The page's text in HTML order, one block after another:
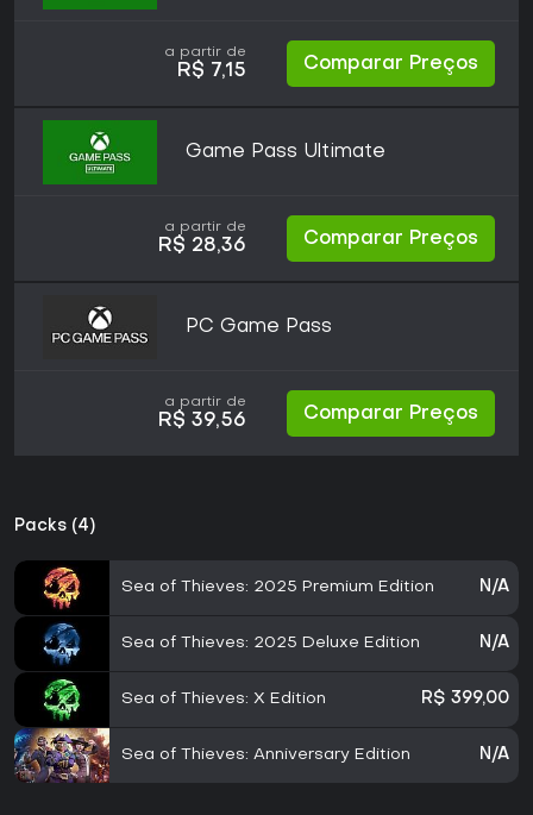
a partir de
R$ 7,15 Comparar Preços
Game Pass Ultimate
a partir de
R$ 28,36 Comparar Preços
PC Game Pass
a partir de
R$ 39,56 Comparar Preços
Packs (4)
Sea of Thieves: 2025 Premium Edition N/A
Sea of Thieves: 2025 Deluxe Edition N/A
Sea of Thieves: X Edition R$ 399,00
Sea of Thieves: Anniversary Edition N/A